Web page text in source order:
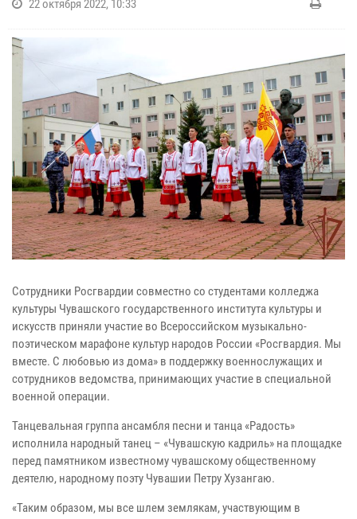
22 октября 2022, 10:33
Сотрудники Росгвардии совместно со студентами колледжа
культуры Чувашского государственного института культуры и
искусств приняли участие во Всероссийском музыкально-
поэтическом марафоне культур народов России «Росгвардия. Мы
вместе. С любовью из дома» в поддержку военнослужащих и
сотрудников ведомства, принимающих участие в специальной
военной операции.
Танцевальная группа ансамбля песни и танца «Радость»
исполнила народный танец – «Чувашскую кадриль» на площадке
перед памятником известному чувашскому общественному
деятелю, народному поэту Чувашии Петру Хузангаю.
«Таким образом, мы все шлем землякам, участвующим в